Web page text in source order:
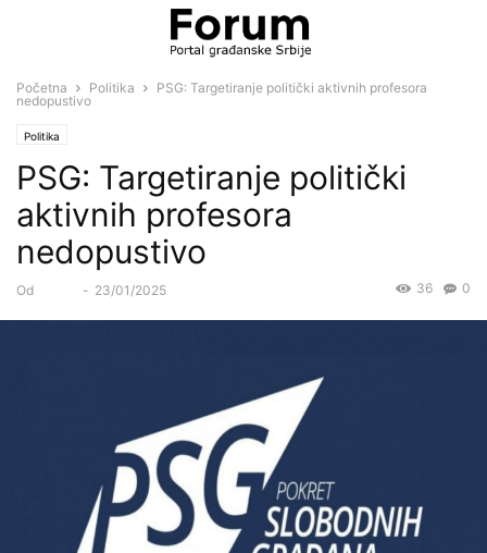
Početna Politika
PSG: Targetiranje politički aktivnih profesora
nedopustivo
Politika
PSG: Targetiranje politički
aktivnih profesora
nedopustivo
Od - 23/01/2025 0
36